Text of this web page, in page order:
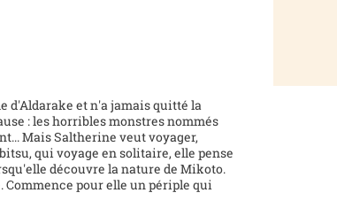
d'Aldarake et n'a jamais quitté la
: les horribles monstres nommés
Mais Saltherine veut voyager,
qui voyage en solitaire, elle pense
découvre la nature de Mikoto.
pour elle un périple qui